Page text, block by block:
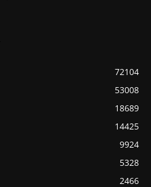
72104
53008
18689
14425
9924
5328
2466